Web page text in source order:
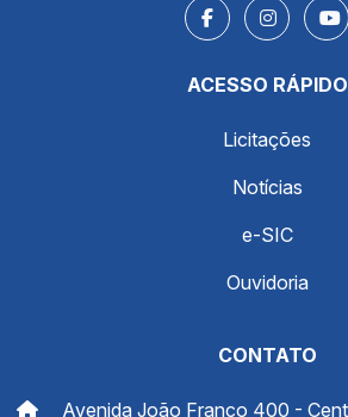
ACESSO RÁPIDO
Licitações
Notícias
e-SIC
Ouvidoria
CONTATO
Avenida João Franco 400 -